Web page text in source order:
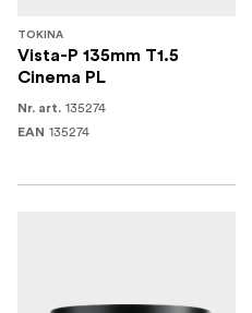
TOKINA
Vista-P 135mm T1.5
Cinema PL
Nr. art. 135274
EAN 135274